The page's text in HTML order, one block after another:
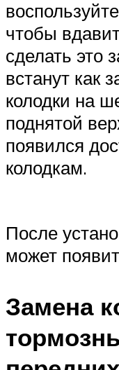
чтобы
сделать это
встанут как
колодки на
поднятой
появился
колодкам.
После
может
Замена